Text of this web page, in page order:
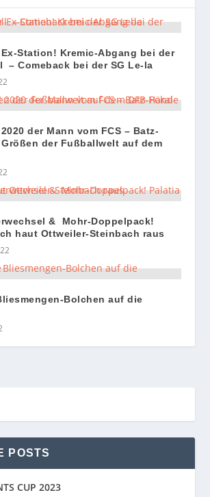
Station! Kremic-Abgang bei der
– Comeback bei der SG Le-la
der Mann vom FCS – Batz-
der Fußballwelt auf dem
& Mohr-Doppelpack!
haut Ottweiler-Steinbach raus
Bolchen auf die
POSTS
CUP 2023